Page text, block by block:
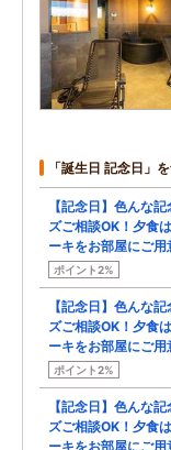
「誕生日 記念日」
【記念日】色んな
ズご相談OK！夕食
ーキをお部屋にご用
ポイント2%
【記念日】色んな
ズご相談OK！夕食
ーキをお部屋にご用
ポイント2%
【記念日】色んな
ズご相談OK！夕食
ーキをお部屋にご用